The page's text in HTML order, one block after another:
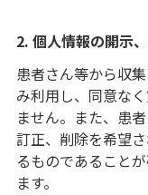
2. 個人情報の開示
患者さん等から収
み利用し、同意な
ません。また、患
訂正、削除を希望
るものであること
ます。